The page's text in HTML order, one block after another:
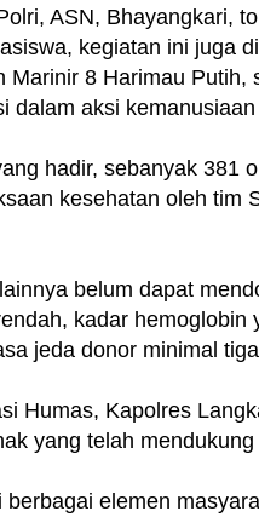
ASN, Bhayangkari,
kegiatan ini juga
Marinir 8 Harimau
dalam aksi
hadir, sebanyak 381
kesehatan oleh tim
belum dapat
kadar
jeda donor minimal
Humas, Kapolres
yang telah
elemen